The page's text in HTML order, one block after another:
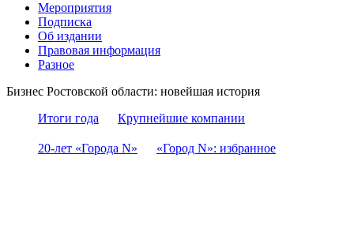
Мероприятия
Подписка
Об издании
Правовая информация
Разное
Бизнес Ростовской области: новейшая история
Итоги года
Крупнейшие компании
20-лет «Города N» «Город N»: избранное